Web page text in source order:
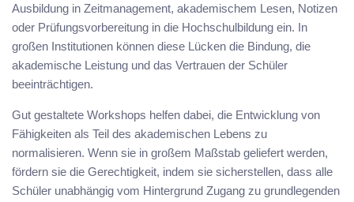
Ausbildung in Zeitmanagement, akademischem Lesen, Notizen
oder Prüfungsvorbereitung in die Hochschulbildung ein. In
großen Institutionen können diese Lücken die Bindung, die
akademische Leistung und das Vertrauen der Schüler
beeinträchtigen.
Gut gestaltete Workshops helfen dabei, die Entwicklung von
Fähigkeiten als Teil des akademischen Lebens zu
normalisieren. Wenn sie in großem Maßstab geliefert werden,
fördern sie die Gerechtigkeit, indem sie sicherstellen, dass alle
Schüler unabhängig vom Hintergrund Zugang zu grundlegenden